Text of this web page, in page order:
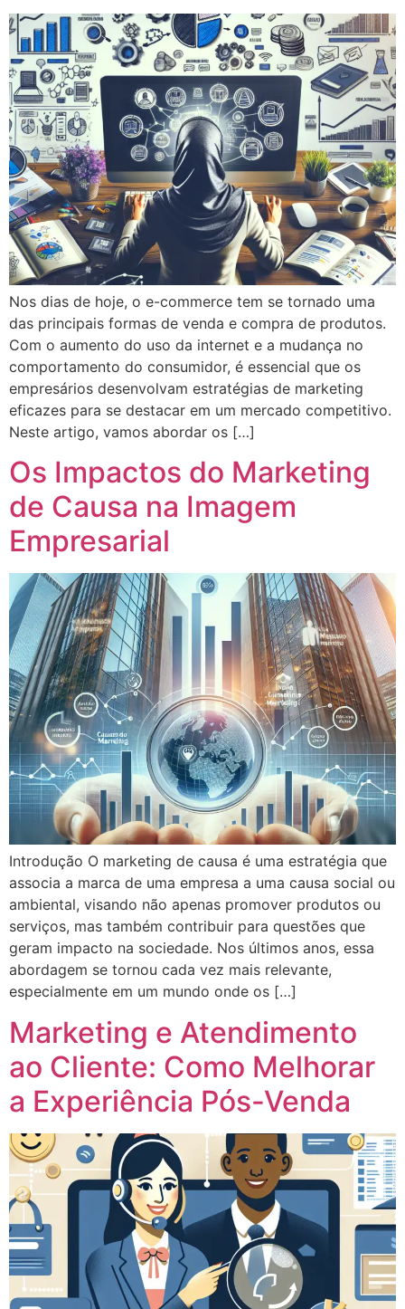
Nos dias de hoje, o e-commerce tem se tornado uma
das principais formas de venda e compra de produtos.
Com o aumento do uso da internet e a mudança no
comportamento do consumidor, é essencial que os
empresários desenvolvam estratégias de marketing
eficazes para se destacar em um mercado competitivo.
Neste artigo, vamos abordar os […]
Os Impactos do Marketing
de Causa na Imagem
Empresarial
Introdução O marketing de causa é uma estratégia que
associa a marca de uma empresa a uma causa social ou
ambiental, visando não apenas promover produtos ou
serviços, mas também contribuir para questões que
geram impacto na sociedade. Nos últimos anos, essa
abordagem se tornou cada vez mais relevante,
especialmente em um mundo onde os […]
Marketing e Atendimento
ao Cliente: Como Melhorar
a Experiência Pós-Venda